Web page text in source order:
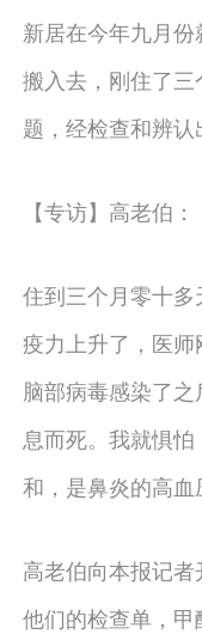
新居在今年九月
搬入去，刚住了
题，经检查和辨认
【专访】高老伯：
住到三个月零十
疫力上升了，医师
脑部病毒感染了
息而死。我就惧
和，是鼻炎的高血
高老伯向本报记
他们的检查单，